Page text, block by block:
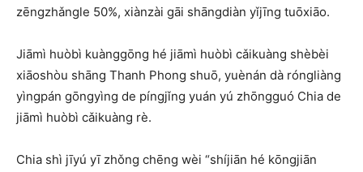
zēngzhǎngle 50%, xiànzài gāi shāngdiàn yǐjīng tuōxiāo.
Jiāmì huòbì kuànggōng hé jiāmì huòbì cǎikuàng shèbèi
xiāoshòu shāng Thanh Phong shuō, yuènán dà róngliàng
yìngpán gōngyìng de píngjǐng yuán yú zhōngguó Chia de
jiāmì huòbì cǎikuàng rè.
Chia shì jīyú yī zhǒng chēng wèi “shíjiān hé kōngjiān